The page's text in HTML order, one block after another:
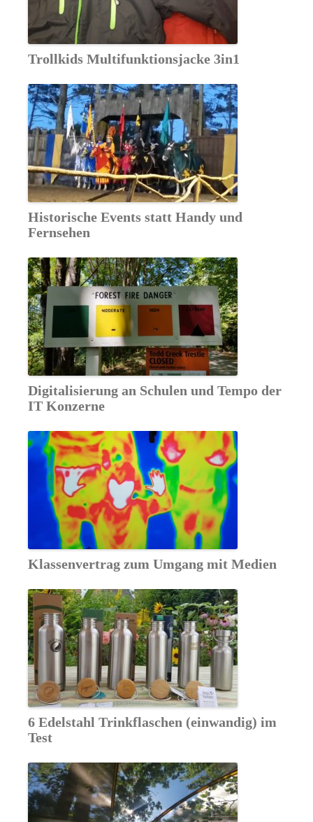
Trollkids Multifunktionsjacke 3in1
Historische Events statt Handy und
Fernsehen
Digitalisierung an Schulen und Tempo der
IT Konzerne
Klassenvertrag zum Umgang mit Medien
6 Edelstahl Trinkflaschen (einwandig) im
Test